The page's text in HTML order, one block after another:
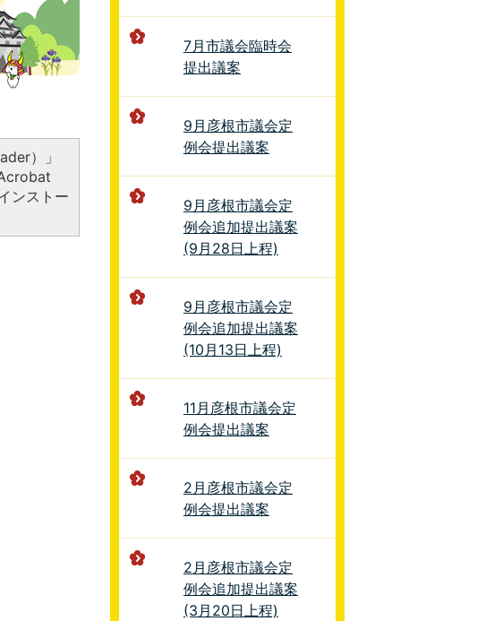
）」
ンストー
7月市議会臨時会
提出議案
9月彦根市議会定
例会提出議案
9月彦根市議会定
例会追加提出議案
(9月28日上程)
9月彦根市議会定
例会追加提出議案
(10月13日上程)
11月彦根市議会定
例会提出議案
2月彦根市議会定
例会提出議案
2月彦根市議会定
例会追加提出議案
(3月20日上程)